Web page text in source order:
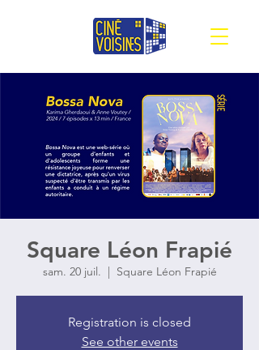
Square Léon Frapié
sam. 20 juil.
  |
Square Léon Frapié
Registration is closed
See other events